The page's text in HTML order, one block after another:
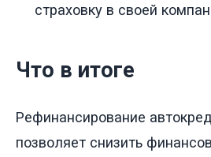
страховку в своей
Что в итоге
Рефинансирование
позволяет снизить